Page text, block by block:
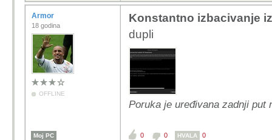
Armor
18 godina
OFFLINE
Konstantno izbacivanje
dupli
Poruka je uređivana zadnji put
Moj PC 0 0 HVALA 0